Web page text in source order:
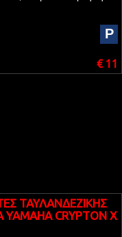
P
€ 11
ΤΑΥΛΑΝΔΕΖΙΚΗΣ
CRYPTON X